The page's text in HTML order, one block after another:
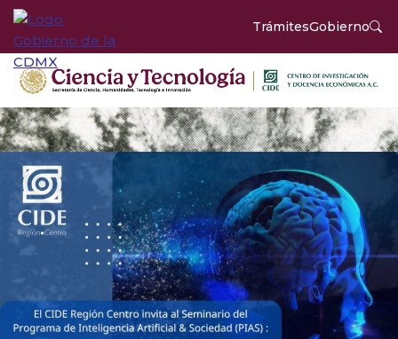
TrámitesGobierno